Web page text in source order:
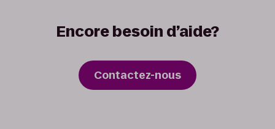
Encore besoin d’aide?
Contactez-nous